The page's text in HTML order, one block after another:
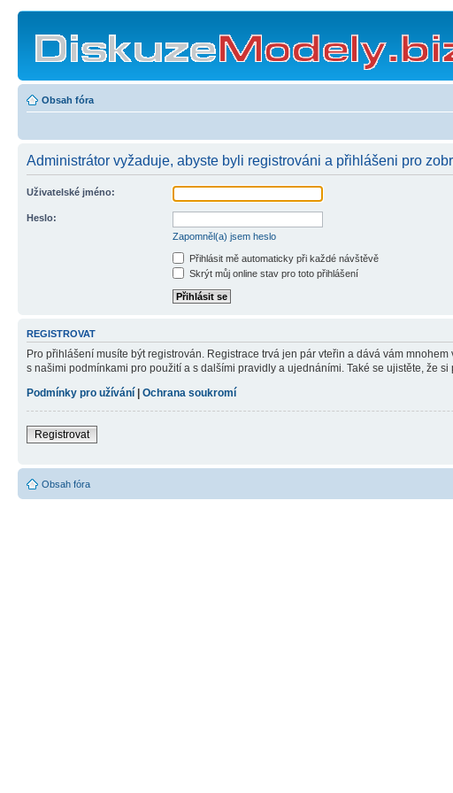
Obsah fóra
Administrátor vyžaduje, abyste byli registrováni a přihlášeni pro
Uživatelské jméno:
Heslo:
Zapomněl(a) jsem heslo
Přihlásit mě automaticky při každé návštěvě
Skrýt můj online stav pro toto přihlášení
REGISTROVAT
Pro přihlášení musíte být registrován. Registrace trvá jen pár vteřin a dává vám
s našimi podmínkami pro použití a s dalšími pravidly a ujednáními. Také se ujistěte, že
Podmínky pro užívání
Ochrana soukromí
Registrovat
Obsah fóra